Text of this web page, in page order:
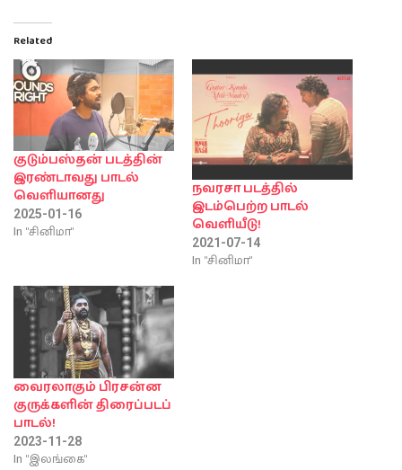
Related
குடும்பஸ்தன் படத்தின்
இரண்டாவது பாடல்
வெளியானது
2025-01-16
In "சினிமா"
நவரசா படத்தில்
இடம்பெற்ற பாடல்
வெளியீடு!
2021-07-14
In "சினிமா"
வைரலாகும் பிரசன்ன
குருக்களின் திரைப்படப்
பாடல்!
2023-11-28
In "இலங்கை"